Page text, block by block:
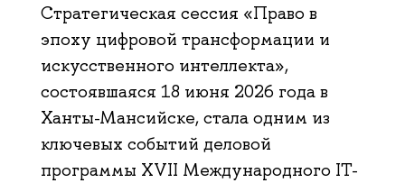
Стратегическая сессия «Право в
эпоху цифровой трансформации и
искусственного интеллекта»,
состоявшаяся 18 июня 2026 года в
Ханты-Мансийске, стала одним из
ключевых событий деловой
программы XVII Международного IT-